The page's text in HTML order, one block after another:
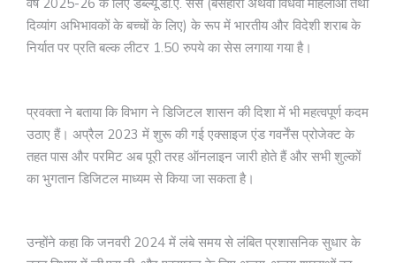
वर्ष 2025-26 के लिए डब्ल्यू.डी.ए. सेस (बेसहारा अथवा विधवा महिलाओं तथा
दिव्यांग अभिभावकों के बच्चों के लिए) के रूप में भारतीय और विदेशी शराब के
निर्यात पर प्रति बल्क लीटर 1.50 रुपये का सेस लगाया गया है।
प्रवक्ता ने बताया कि विभाग ने डिजिटल शासन की दिशा में भी महत्वपूर्ण कदम
उठाए हैं। अप्रैल 2023 में शुरू की गई एक्साइज एंड गवर्नेंस प्रोजेक्ट के
तहत पास और परमिट अब पूरी तरह ऑनलाइन जारी होते हैं और सभी शुल्कों
का भुगतान डिजिटल माध्यम से किया जा सकता है।
उन्होंने कहा कि जनवरी 2024 में लंबे समय से लंबित प्रशासनिक सुधार के